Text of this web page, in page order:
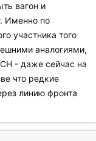
вагон и
Именно по
участника того
аналогиями,
- даже сейчас на
что редкие
линию фронта